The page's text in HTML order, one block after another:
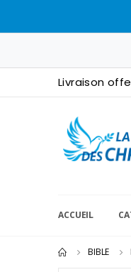
Livraison
ACCUEIL
BIBLE